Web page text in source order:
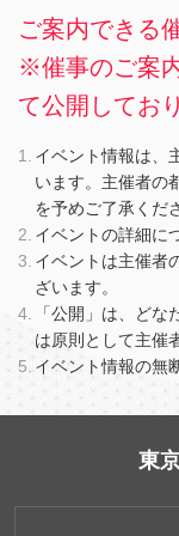
ご案内できる
※催事のご案
て公開してお
イベント情報は、
います。主催者の
を予めご了承くだ
イベントの詳細に
イベントは主催者
ざいます。
「公開」は、どな
は原則として主催
イベント情報の無
東